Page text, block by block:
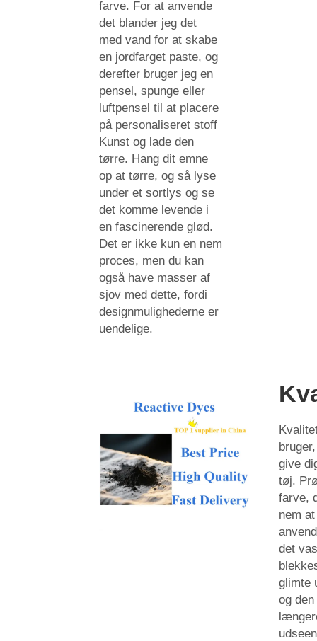
farve. For at anvende
det blander jeg det
med vand for at skabe
en jordfarget paste, og
derefter bruger jeg en
pensel, spunge eller
luftpensel til at placere
på personaliseret stoff
Kunst og lade den
tørre. Hang dit emne
op at tørre, og så lyse
under et sortlys og se
det komme levende i
en fascinerende glød.
Det er ikke kun en nem
proces, men du kan
også have masser af
sjov med dette, fordi
designmulighederne er
uendelige.
give
tøj.
farve,
nem
det
glimte
og